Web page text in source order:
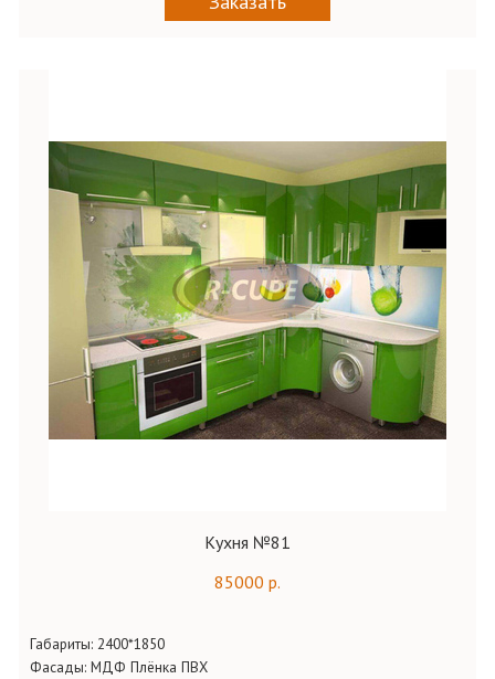
Кухня №81
85000 р.
Габариты: 2400*1850
Фасады: МДФ Плёнка ПВХ